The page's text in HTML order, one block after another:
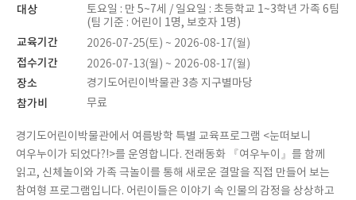
대상
토요일 : 만 5~7세 / 일요일 : 초등학교 1~3학년 가족 6팀
(팀 기준 : 어린이 1명, 보호자 1명)
교육기간 2026-07-25(토) ~ 2026-08-17(월)
접수기간 2026-07-13(월) ~ 2026-08-17(월)
장소 경기도어린이박물관 3층 지구별마당
참가비 무료
경기도어린이박물관에서 여름방학 특별 교육프로그램 <눈떠보니
여우누이가 되었다?!>를 운영합니다. 전래동화 『여우누이』를 함께
읽고, 신체놀이와 가족 극놀이를 통해 새로운 결말을 직접 만들어 보는
참여형 프로그램입니다. 어린이들은 이야기 속 인물의 감정을 상상하고